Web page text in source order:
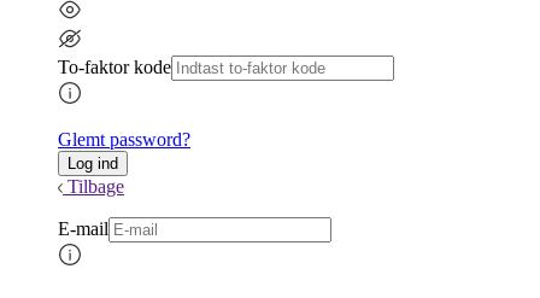
To-faktor kode
Glemt password?
Tilbage
E-mail